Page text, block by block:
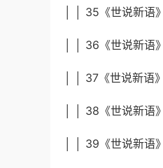
│ │ 35《世说新语
│ │ 36《世说新语
│ │ 37《世说新语
│ │ 38《世说新语
│ │ 39《世说新语